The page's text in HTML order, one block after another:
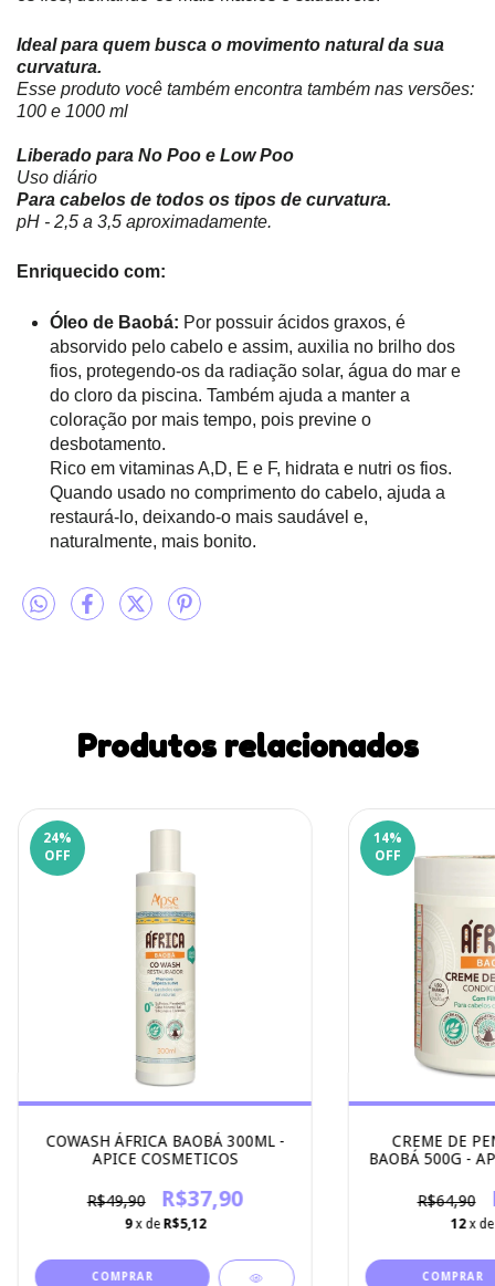
Ideal para quem busca o movimento natural da sua
curvatura.
Esse produto você também encontra também nas versões:
100 e 1000 ml
Liberado para No Poo e Low Poo
Uso diário
Para cabelos de todos os tipos de curvatura.
pH - 2,5 a 3,5 aproximadamente.
Enriquecido com:
Óleo de Baobá: Por possuir ácidos graxos, é
absorvido pelo cabelo e assim, auxilia no brilho dos
fios, protegendo-os da radiação solar, água do mar e
do cloro da piscina. Também ajuda a manter a
coloração por mais tempo, pois previne o
desbotamento.
Rico em vitaminas A,D, E e F, hidrata e nutri os fios.
Quando usado no comprimento do cabelo, ajuda a
restaurá-lo, deixando-o mais saudável e,
naturalmente, mais bonito.
Produtos relacionados
24%
OFF
COWASH ÁFRICA BAOBÁ 300ML -
APICE COSMETICOS
R$49,90 R$37,90
9 x de R$5,12
14%
OFF
CREME DE
BAOBÁ 500G -
R$64,90
12 x